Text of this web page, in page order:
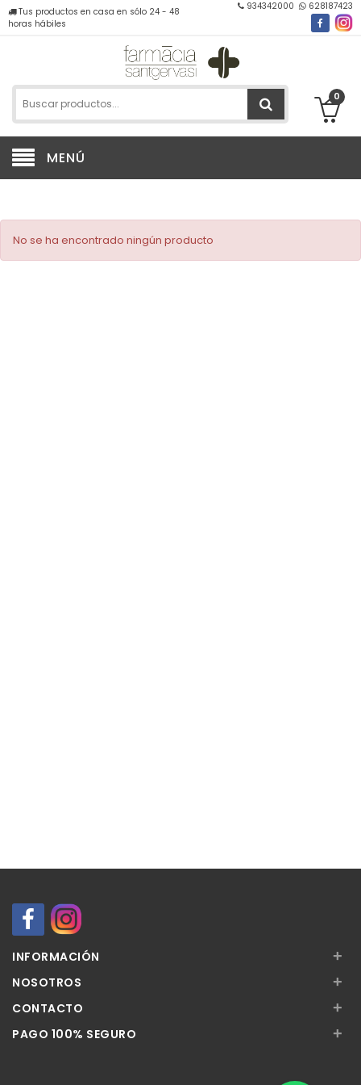
Tus productos en casa en sólo 24 - 48
horas hábiles
934342000 628187423
0
MENÚ
No se ha encontrado ningún producto
INFORMACIÓN +
NOSOTROS +
CONTACTO +
PAGO 100% SEGURO +